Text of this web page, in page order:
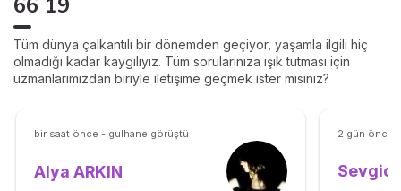
Tüm dünya çalkantılı bir dönemden geçiyor, yaşamla ilgili hiç
olmadığı kadar kaygılıyız. Tüm sorularınıza ışık tutması için
uzmanlarımızdan biriyle iletişime geçmek ister misiniz?
bir saat önce - gulhane görüştü
Alya ARKIN
2 gün önce